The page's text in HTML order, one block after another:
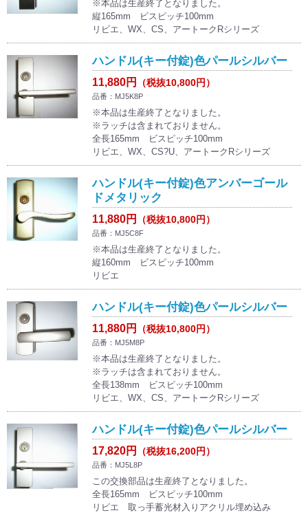
※本品は生産終了となりました。
縦165mm ビスピッチ100mm
リビエ、WX、CS、アートークRシリーズ
ハンドル(キー付錠)色パールシルバー
11,880円 （税抜10,800円）
品番：MJ5K8P
※本品は生産終了となりました。
※ラッチは含まれておりません。
全長165mm ビスピッチ100mm
リビエ、WX、CS?U、アートークRシリーズ
ハンドル(キー付錠)色アンバーゴール
ドメタリック
11,880円 （税抜10,800円）
品番：MJ5C8F
※本品は生産終了となりました。
縦160mm ビスピッチ100mm
リビエ
ハンドル(キー付錠)色パールシルバー
11,880円 （税抜10,800円）
品番：MJ5M8P
※本品は生産終了となりました。
※ラッチは含まれておりません。
全長138mm ビスピッチ100mm
リビエ、WX、CS、アートークRシリーズ
ハンドル(キー付錠)色パールシルバー
17,820円 （税抜16,200円）
品番：MJ5L8P
この交換部品は生産終了となりました。
全長165mm ビスピッチ100mm
リビエ 取っ手蓄光材入りアクリル埋め込み